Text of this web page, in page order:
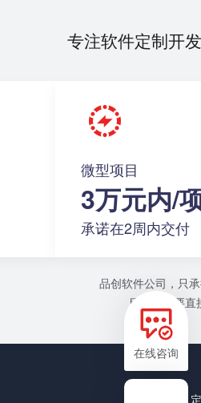
在线咨询
专注软件定制开
微型项目
3万元内/
承诺在2周内交付
品创软件公司，只
目或者需要